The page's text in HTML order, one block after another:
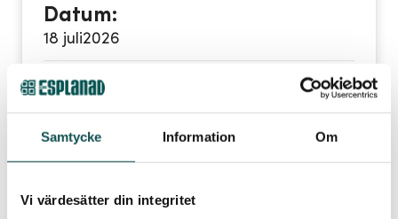
Samtycke Information Om
Vi värdesätter din integritet
Datum:
18 juli2026
Tid:
Kl. 12-15
Plats: